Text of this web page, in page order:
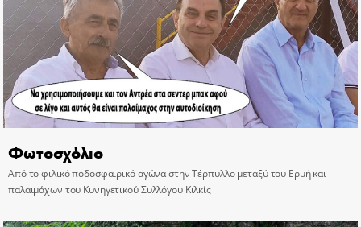
Φωτοσχόλιο
Από το φιλικό ποδοσφαιρικό αγώνα στην Τέρπυλλο μεταξύ του Ερμή και
παλαιμάχων του Κυνηγετικού Συλλόγου Κιλκίς